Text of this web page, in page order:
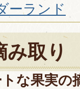
ーランド
取り
な果実の